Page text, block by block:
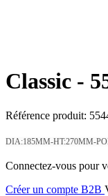
Classic -
Référence produit:
DIA:185MM-HT:270MM-
Connectez-vous pour
Créer un compte B2B